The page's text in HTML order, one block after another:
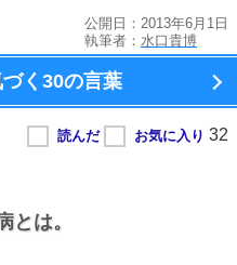
公開日：2013年6月1日
執筆者： 水口貴博
く 30の言葉
とは。